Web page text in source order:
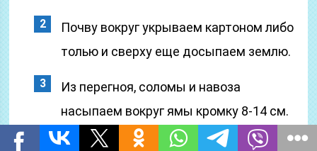
Почву вокруг укрываем картоном либо
толью и сверху еще досыпаем землю.
Из перегноя, соломы и навоза
насыпаем вокруг ямы кромку 8-14 см.
Она предохранит почву от